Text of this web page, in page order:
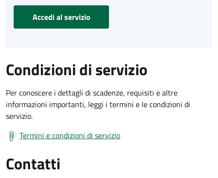
Accedi al servizio
Condizioni di servizio
Per conoscere i dettagli di scadenze, requisiti e altre
informazioni importanti, leggi i termini e le condizioni di
servizio.
Termini e condizioni di servizio
Contatti